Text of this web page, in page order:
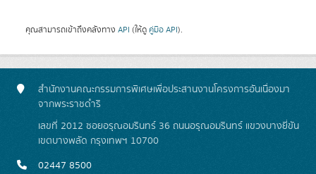
คุณสามารถเข้าถึงคลังทาง API (ให้ดู คู่มือ API).
สำนักงานคณะกรรมการพิเศษเพื่อประสานงานโครงการอันเนื่องมา
จากพระราชดำริ
เลขที่ 2012 ซอยอรุณอมรินทร์ 36 ถนนอรุณอมรินทร์ แขวงบางยี่ขัน
เขตบางพลัด กรุงเทพฯ 10700
02447 8500